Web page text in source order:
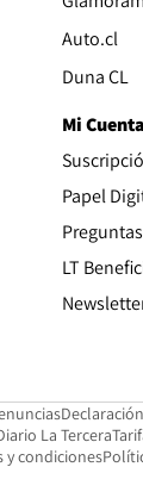
Auto.cl
Duna CL
window
Mi Cuenta
Papel
LT
Opens in
window
La Tercera
window
y condiciones